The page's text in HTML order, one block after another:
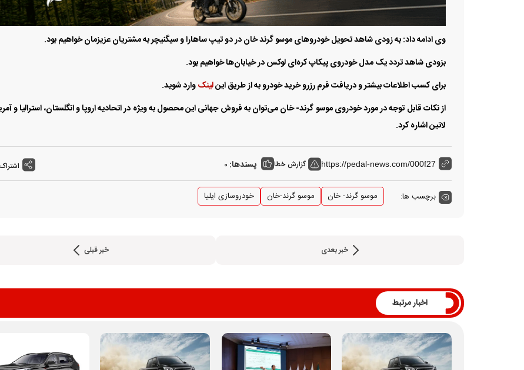
وی ادامه داد: به زودی شاهد تحویل خودرو‌های موسو گرند خان در دو تیپ ساهارا و سیگنیچر به مشتریان عزیزمان خواهیم بود.
بزودی شاهد تردد یک مدل خودروی پیکاپ کره‌ای لوکس در خیابان‌ها خواهیم بود.
برای کسب اطلاعات بیشتر و دریافت فرم رزرو خرید خودرو به از طریق اینلینکوارد شوید.
از نکات قابل توجه در مورد خودروی موسو گرند- خان می‌توان به فروش جهانی این محصول به ویژه در اتحادیه اروپا و انگلستان، استرالیا و
لاتین اشاره کرد.
https://pedal-news.com/000f27 گزارش خطا پسندها: 0
برچسب ها: موسو گرند- خان موسو گرند-خان خودروسازی ایلیا
خبر بعدی خبر قبلی
اخبار مرتبط